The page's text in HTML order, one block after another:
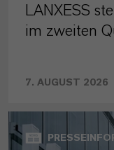
LANXESS
im zweiten
7. AUGUST 2026